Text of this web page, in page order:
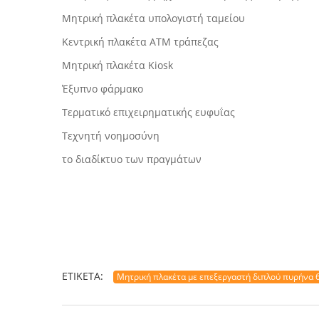
Μητρική πλακέτα υπολογιστή ταμείου
Κεντρική πλακέτα ATM τράπεζας
Μητρική πλακέτα Kiosk
Έξυπνο φάρμακο
Τερματικό επιχειρηματικής ευφυΐας
Τεχνητή νοημοσύνη
το διαδίκτυο των πραγμάτων
ΕΤΙΚΈΤΑ: Μητρική πλακέτα με επεξεργαστή διπλού πυρήνα